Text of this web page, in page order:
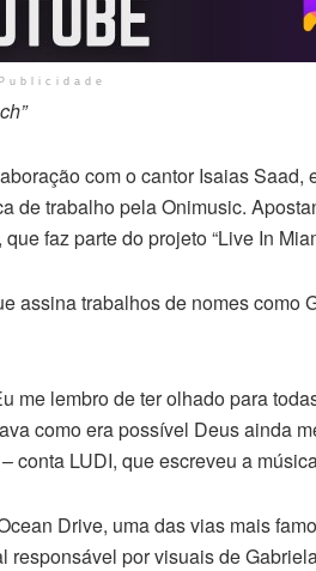
Publicidade
com o cantor Isaias Saad,
de trabalho pela Onimusic.
faz parte do projeto “Live In
assina trabalhos de nomes como
me lembro de ter olhado para
como era possível Deus ainda
conta LUDI, que escreveu a
Drive, uma das vias mais
por visuais de